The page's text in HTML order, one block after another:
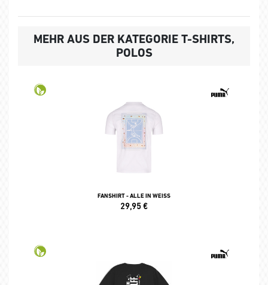
MEHR AUS DER KATEGORIE T-SHIRTS,
POLOS
FANSHIRT - ALLE IN WEISS
29,95€